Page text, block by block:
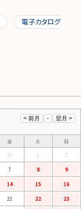
電子カタログ
金 土
日
31 1
2
7 8
9
14 15
16
21 22 23